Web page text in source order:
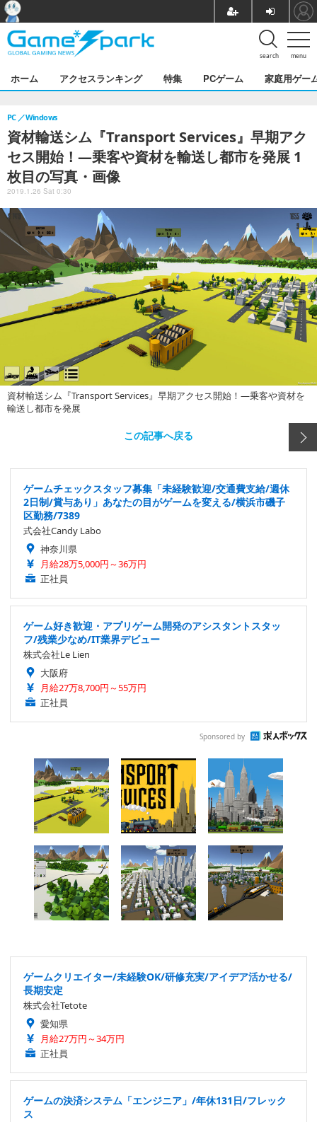
menu
search
ホーム アクセスランキング 特集 PCゲーム 家庭用ゲー
資材輸送シム『Transport Services』早期アク
セス開始！―乗客や資材を輸送し都市を発展 1
枚目の写真・画像
PC Windows
2019.1.26 Sat 0:30
資材輸送シム『Transport Services』早期アクセス開始！―乗客や資材を
輸送し都市を発展
この記事へ戻る
ゲームチェックスタッフ募集「未経験歓迎/交通費支給/週休
2日制/賞与あり」あなたの目がゲームを変える/横浜市磯子
区勤務/7389
式会社Candy Labo
神奈川県
月給28万5,000円～36万円
正社員
ゲーム好き歓迎・アプリゲーム開発のアシスタントスタッ
フ/残業少なめ/IT業界デビュー
株式会社Le Lien
大阪府
月給27万8,700円～55万円
正社員
Sponsored by
ゲームクリエイター/未経験OK/研修充実/アイデア活かせる/
長期安定
株式会社Tetote
愛知県
月給27万円～34万円
正社員
ゲームの決済システム「エンジニア」/年休131日/フレック
ス